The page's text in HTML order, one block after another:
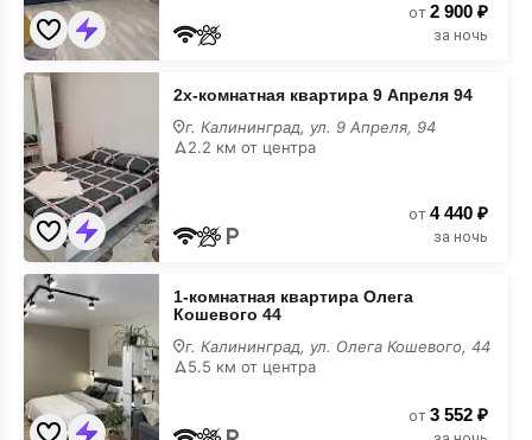
от 2 900 ₽
за ночь
2х-
комнатная
квартира
9
Апреля
94
на
карте
2х-комнатная квартира 9 Апреля 94
г. Калининград, ул. 9 Апреля, 94
2.2 км от центра
от 4 440 ₽
за ночь
1-
комнатная
квартира
Олега
на
карте
1-комнатная квартира Олега
Кошевого 44
г. Калининград, ул. Олега Кошевого, 44
5.5 км от центра
от 3 552 ₽